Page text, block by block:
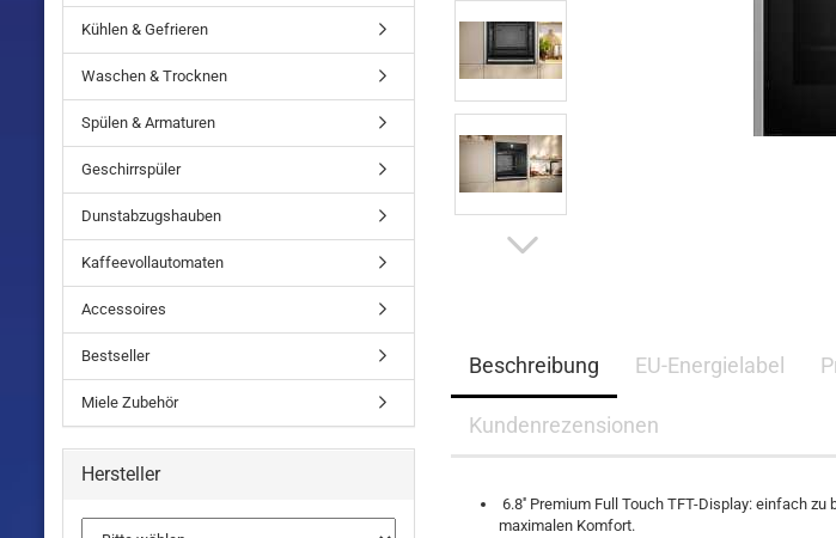
Beschreibung EU-Energielabel
Kundenrezensionen
6.8'' Premium Full Touch TFT-Display: einfach
maximalen Komfort.
Kühlen & Gefrieren
Waschen & Trocknen
Spülen & Armaturen
Geschirrspüler
Dunstabzugshauben
Kaffeevollautomaten
Accessoires
Bestseller
Miele Zubehör
Hersteller